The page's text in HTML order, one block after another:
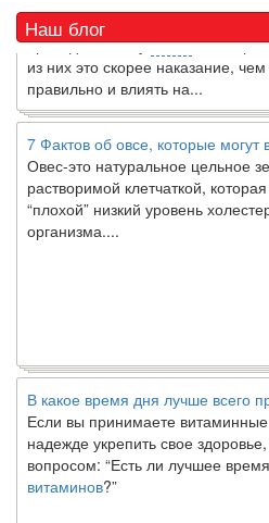
Наш блог
Какдиетолог, я вижу, что
приходят в нашужизньи быстро
из них это скорее наказание, чем
правильно и влиять на...
7 Фактов об овсе, которые могут
Овес-это натуральное цельное
растворимой клетчаткой,
“плохой” низкий уровень
организма....
В какое время дня лучше всего
Если вы принимаете витаминные
надежде укрепить свое
вопросом: “Есть ли лучшее
витаминов ?”